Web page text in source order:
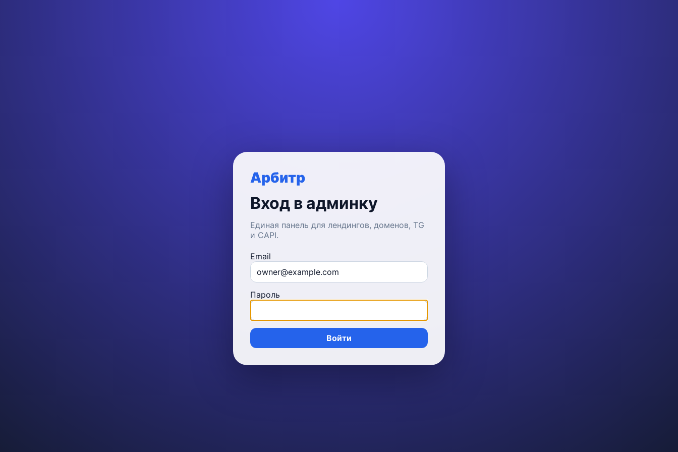
Арбитр
Вход в админку
Единая панель для лендингов, доменов, TG
и CAPI.
Email
Пароль
Войти